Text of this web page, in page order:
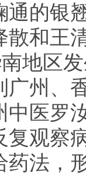
通的银
散和王
地区
广州、
中医罗
复观察
药法，